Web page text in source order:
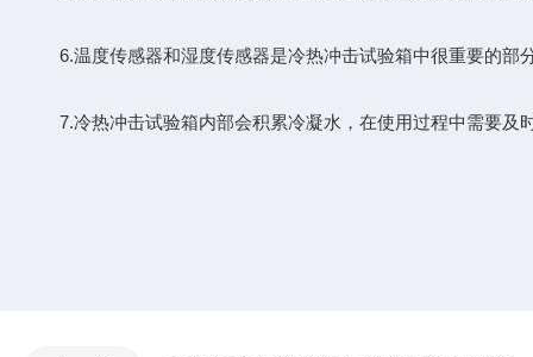
6.温度传感器和湿度传感器是冷热冲击试验箱中很重要的部
7.冷热冲击试验箱内部会积累冷凝水，在使用过程中需要及